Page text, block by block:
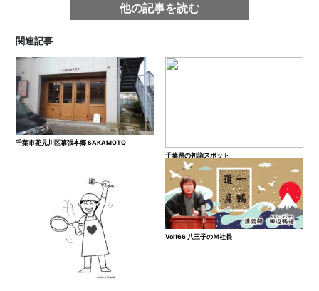
他の記事を読む
関連記事
千葉市花見川区幕張本郷 SAKAMOTO
千葉県の初詣スポット
Vol166 八王子のＭ社長